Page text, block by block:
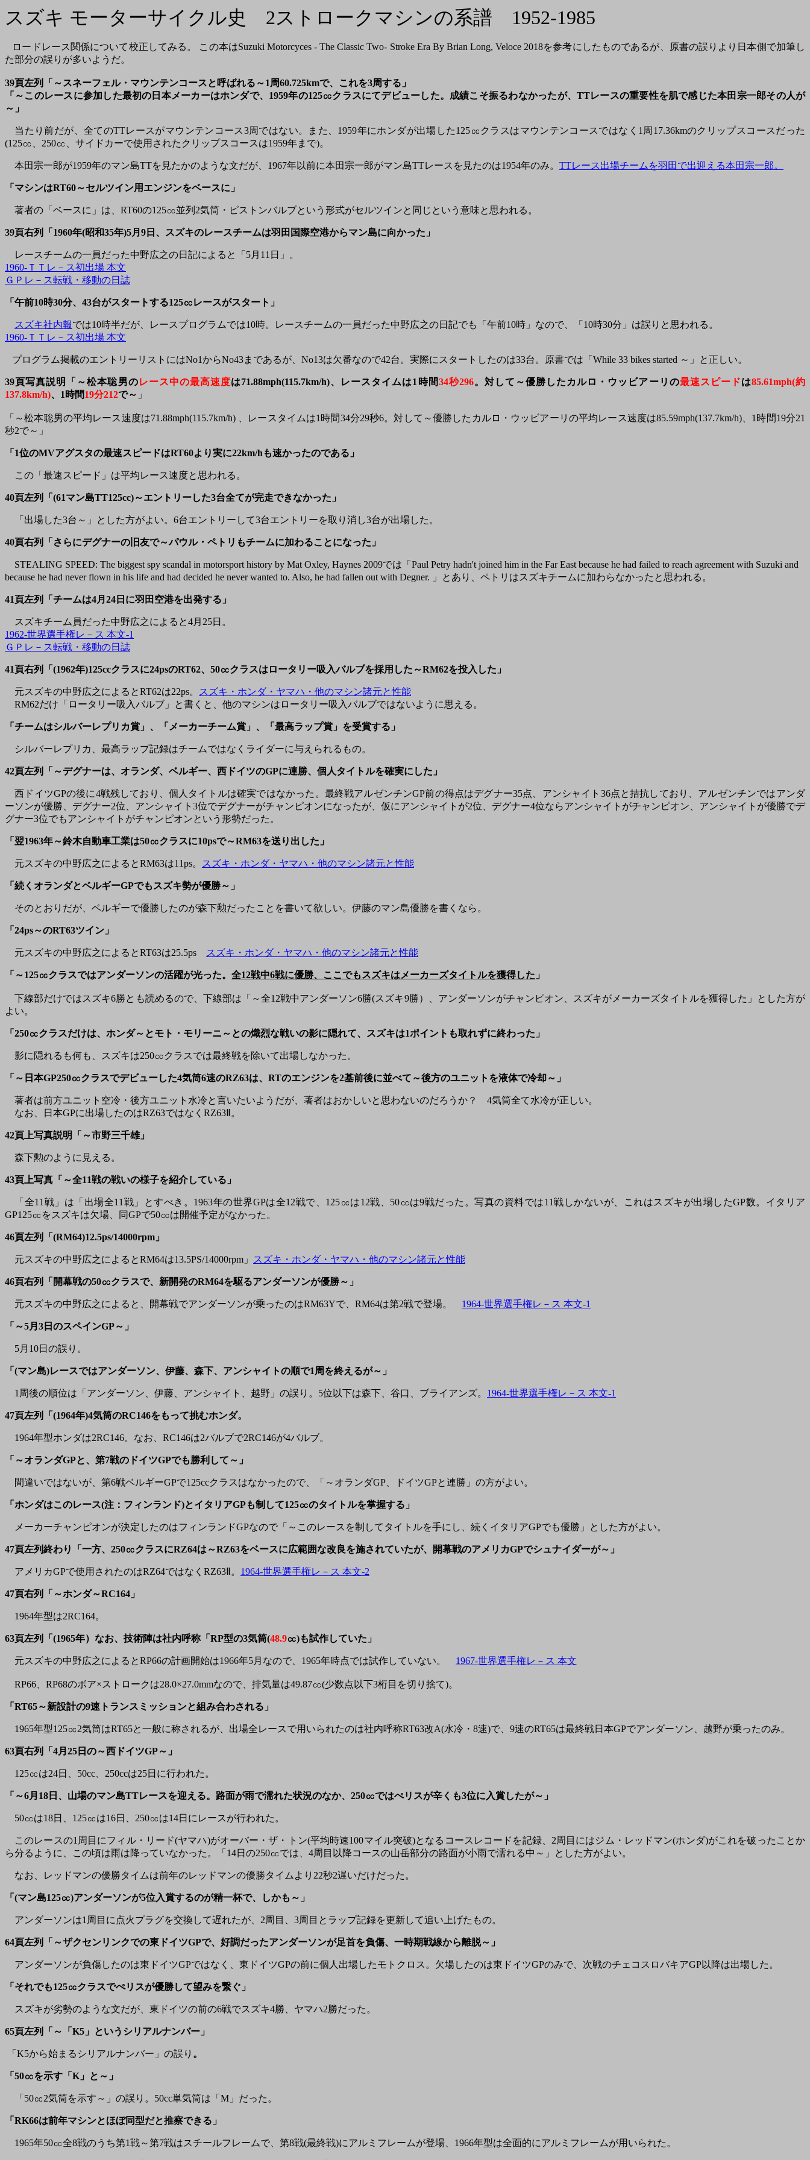
スズキ モーターサイクル史 2ストロークマシンの系譜 1952-1985
ロードレース関係について校正してみる。 この本はSuzuki Motorcyces - The Classic Two- Stroke Era By Brian Long, Veloce 2018を参考にしたものであるが、原書の誤りより日本側で加筆し
た部分の誤りが多いようだ。
39頁左列「～スネーフェル・マウンテンコースと呼ばれる～1周60.725kmで、これを3周する」
「～このレースに参加した最初の日本メーカーはホンダで、1959年の125㏄クラスにてデビューした。成績こそ振るわなかったが、TTレースの重要性を肌で感じた本田宗一郎その人が
～」
当たり前だが、全てのTTレースがマウンテンコース3周ではない。また、1959年にホンダが出場した125㏄クラスはマウンテンコースではなく1周17.36kmのクリップスコースだった
(125㏄、250㏄、サイドカーで使用されたクリップスコースは1959年まで)。
本田宗一郎が1959年のマン島TTを見たかのような文だが、1967年以前に本田宗一郎がマン島TTレースを見たのは1954年のみ。 TTレース出場チームを羽田で出迎える本田宗一郎。
「マシンはRT60～セルツイン用エンジンをベースに」
著者の「ベースに」は、RT60の125㏄並列2気筒・ピストンバルブという形式がセルツインと同じという意味と思われる。
39頁右列「1960年(昭和35年)5月9日、スズキのレースチームは羽田国際空港からマン島に向かった」
レースチームの一員だった中野広之の日記によると「5月11日」。
1960-ＴＴレ－ス初出場 本文
ＧＰレ－ス転戦・移動の日誌
「午前10時30分、43台がスタートする125㏄レースがスタート」
スズキ社内報では10時半だが、レースプログラムでは10時。レースチームの一員だった中野広之の日記でも「午前10時」なので、「10時30分」は誤りと思われる。
1960-ＴＴレ－ス初出場 本文
プログラム掲載のエントリーリストにはNo1からNo43まであるが、No13は欠番なので42台。実際にスタートしたのは33台。原書では「While 33 bikes started ～」と正しい。
39頁写真説明「～松本聡男のレース中の最高速度は71.88mph(115.7km/h)、レースタイムは1時間34秒296。対して～優勝したカルロ・ウッビアーリの最速スピードは85.61mph(約
137.8km/h)、1時間19分212で～ 」
「～松本聡男の平均レース速度は71.88mph(115.7km/h) 、レースタイムは1時間34分29秒6。対して～優勝したカルロ・ウッビアーリの平均レース速度は85.59mph(137.7km/h)、1時間19分21
秒2で～」
「1位のMVアグスタの最速スピードはRT60より実に22km/hも速かったのである」
この「最速スピード」は平均レース速度と思われる。
40頁左列「(61マン島TT125cc)～エントリーした3台全てが完走できなかった」
「出場した3台～」とした方がよい。6台エントリーして3台エントリーを取り消し3台が出場した。
40頁右列「さらにデグナーの旧友で～パウル・ペトリもチームに加わることになった」
STEALING SPEED: The biggest spy scandal in motorsport history by Mat Oxley, Haynes 2009では「Paul Petry hadn't joined him in the Far East because he had failed to reach agreement with Suzuki and
because he had never flown in his life and had decided he never wanted to. Also, he had fallen out with Degner. 」とあり、ペトリはスズキチームに加わらなかったと思われる。
41頁左列「チームは4月24日に羽田空港を出発する」
スズキチーム員だった中野広之によると4月25日。
1962-世界選手権レ－ス 本文-1
ＧＰレ－ス転戦・移動の日誌
41頁右列「(1962年)125ccクラスに24psのRT62、50㏄クラスはロータリー吸入バルブを採用した～RM62を投入した」
元スズキの中野広之によるとRT62は22ps。
スズキ・ホンダ・ヤマハ・他のマシン諸元と性能
RM62だけ「ロータリー吸入バルブ」と書くと、他のマシンはロータリー吸入バルブではないように思える。
「チームはシルバーレプリカ賞」、「メーカーチーム賞」、「最高ラップ賞」を受賞する」
シルバーレプリカ、最高ラップ記録はチームではなくライダーに与えられるもの。
42頁左列「～デグナーは、オランダ、ベルギー、西ドイツのGPに連勝、個人タイトルを確実にした」
西ドイツGPの後に4戦残しており、個人タイトルは確実ではなかった。最終戦アルゼンチンGP前の得点はデグナー35点、アンシャイト36点と拮抗しており、アルゼンチンではアンダ
ーソンが優勝、デグナー2位、アンシャイト3位でデグナーがチャンピオンになったが、仮にアンシャイトが2位、デグナー4位ならアンシャイトがチャンピオン、アンシャイトが優勝でデ
グナー3位でもアンシャイトがチャンピオンという形勢だった。
「翌1963年～鈴木自動車工業は50㏄クラスに10psで～RM63を送り出した」
元スズキの中野広之によるとRM63は11ps。 スズキ・ホンダ・ヤマハ・他のマシン諸元と性能
「続くオランダとベルギーGPでもスズキ勢が優勝～」
そのとおりだが、ベルギーで優勝したのが森下勲だったことを書いて欲しい。伊藤のマン島優勝を書くなら。
「24ps～のRT63ツイン」
元スズキの中野広之によるとRT63は25.5ps スズキ・ホンダ・ヤマハ・他のマシン諸元と性能
「～125㏄クラスではアンダーソンの活躍が光った。 全12戦中6戦に優勝、ここでもスズキはメーカーズタイトルを獲得した 」
下線部だけではスズキ6勝とも読めるので、下線部は「～全12戦中アンダーソン6勝(スズキ9勝）、アンダーソンがチャンピオン、スズキがメーカーズタイトルを獲得した」とした方が
よい。
「250㏄クラスだけは、ホンダ～とモト・モリーニ～との熾烈な戦いの影に隠れて、スズキは1ポイントも取れずに終わった」
影に隠れるも何も、スズキは250㏄クラスでは最終戦を除いて出場しなかった。
「～日本GP250㏄クラスでデビューした4気筒6速のRZ63は、RTのエンジンを2基前後に並べて～後方のユニットを液体で冷却～」
著者は前方ユニット空冷・後方ユニット水冷と言いたいようだが、著者はおかしいと思わないのだろうか？ 4気筒全て水冷が正しい。
なお、日本GPに出場したのはRZ63ではなくRZ63Ⅱ。
42頁上写真説明「～市野三千雄」
森下勲のように見える。
43頁上写真「～全11戦の戦いの様子を紹介している」
「全11戦」は「出場全11戦」とすべき。1963年の世界GPは全12戦で、125㏄は12戦、50㏄は9戦だった。写真の資料では11戦しかないが、これはスズキが出場したGP数。イタリア
GP125㏄をスズキは欠場、同GPで50㏄は開催予定がなかった。
46頁左列「(RM64)12.5ps/14000rpm」
元スズキの中野広之によるとRM64は13.5PS/14000rpm」 スズキ・ホンダ・ヤマハ・他のマシン諸元と性能
46頁右列「開幕戦の50㏄クラスで、新開発のRM64を駆るアンダーソンが優勝～」
元スズキの中野広之によると、開幕戦でアンダーソンが乗ったのはRM63Yで、RM64は第2戦で登場。 1964-世界選手権レ－ス 本文-1
「～5月3日のスペインGP～」
5月10日の誤り。
「(マン島)レースではアンダーソン、伊藤、森下、アンシャイトの順で1周を終えるが～」
1周後の順位は「アンダーソン、伊藤、アンシャイト、越野」の誤り。5位以下は森下、谷口、ブライアンズ。 1964-世界選手権レ－ス 本文-1
47頁左列「(1964年)4気筒のRC146をもって挑むホンダ。
1964年型ホンダは2RC146。なお、RC146は2バルブで2RC146が4バルブ。
「～オランダGPと、第7戦のドイツGPでも勝利して～」
間違いではないが、第6戦ベルギーGPで125ccクラスはなかったので、「～オランダGP、ドイツGPと連勝」の方がよい。
「ホンダはこのレース(注：フィンランド)とイタリアGPも制して125㏄のタイトルを掌握する」
メーカーチャンピオンが決定したのはフィンランドGPなので「～このレースを制してタイトルを手にし、続くイタリアGPでも優勝」とした方がよい。
47頁左列終わり「一方、250㏄クラスにRZ64は～RZ63をベースに広範囲な改良を施されていたが、開幕戦のアメリカGPでシュナイダーが～」
アメリカGPで使用されたのはRZ64ではなくRZ63Ⅱ。 1964-世界選手権レ－ス 本文-2
47頁右列「～ホンダ～RC164」
1964年型は2RC164。
63頁左列「(1965年）なお、技術陣は社内呼称「RP型の3気筒(48.9㏄)も試作していた」
元スズキの中野広之によるとRP66の計画開始は1966年5月なので、1965年時点では試作していない。 1967-世界選手権レ－ス 本文
RP66、RP68のボア×ストロークは28.0×27.0mmなので、排気量は49.87㏄(少数点以下3桁目を切り捨て)。
「RT65～新設計の9速トランスミッションと組み合わされる」
1965年型125㏄2気筒はRT65と一般に称されるが、出場全レースで用いられたのは社内呼称RT63改A(水冷・8速)で、9速のRT65は最終戦日本GPでアンダーソン、越野が乗ったのみ。
63頁右列「4月25日の～西ドイツGP～」
125㏄は24日、50cc、250ccは25日に行われた。
「～6月18日、山場のマン島TTレースを迎える。路面が雨で濡れた状況のなか、250㏄ではぺリスが辛くも3位に入賞したが～」
50㏄は18日、125㏄は16日、250㏄は14日にレースが行われた。
このレースの1周目にフィル・リード(ヤマハ)がオーバー・ザ・トン(平均時速100マイル突破)となるコースレコードを記録、2周目にはジム・レッドマン(ホンダ)がこれを破ったことか
ら分るように、この頃は雨は降っていなかった。「14日の250㏄では、4周目以降コースの山岳部分の路面が小雨で濡れる中～」とした方がよい。
なお、レッドマンの優勝タイムは前年のレッドマンの優勝タイムより22秒2遅いだけだった。
「(マン島125㏄)アンダーソンが5位入賞するのが精一杯で、しかも～」
アンダーソンは1周目に点火プラグを交換して遅れたが、2周目、3周目とラップ記録を更新して追い上げたもの。
64頁左列「～ザクセンリンクでの東ドイツGPで、好調だったアンダーソンが足首を負傷、一時期戦線から離脱～」
アンダーソンが負傷したのは東ドイツGPではなく、東ドイツGPの前に個人出場したモトクロス。欠場したのは東ドイツGPのみで、次戦のチェコスロバキアGP以降は出場した。
「それでも125㏄クラスでぺリスが優勝して望みを繋ぐ」
スズキが劣勢のような文だが、東ドイツの前の6戦でスズキ4勝、ヤマハ2勝だった。
65頁左列「～「K5」というシリアルナンバー」
「K5から始まるシリアルナンバー」の誤り 。
「50㏄を示す「K」と～」
「50㏄2気筒を示す～」の誤り。50cc単気筒は「M」だった。
「RK66は前年マシンとほぼ同型だと推察できる」
1965年50㏄全8戦のうち第1戦～第7戦はスチールフレームで、第8戦(最終戦)にアルミフレームが登場、1966年型は全面的にアルミフレームが用いられた。